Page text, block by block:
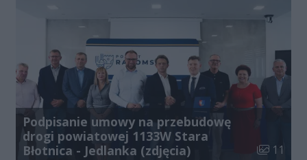
Podpisanie umowy na przebudowę
drogi powiatowej 1133W Stara
Błotnica - Jedlanka (zdjęcia)
Liczba
11